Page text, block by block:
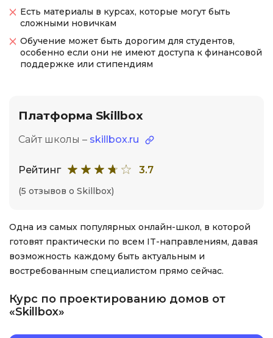
Есть материалы в курсах, которые могут быть
сложными новичкам
Обучение может быть дорогим для студентов,
особенно если они не имеют доступа к финансовой
поддержке или стипендиям
Платформа Skillbox
Сайт школы – skillbox.ru
Рейтинг 3.7
(5 отзывов о Skillbox)
Одна из самых популярных онлайн-школ, в которой
готовят практически по всем IT-направлениям, давая
возможность каждому быть актуальным и
востребованным специалистом прямо сейчас.
Курс по проектированию домов от
«Skillbox»